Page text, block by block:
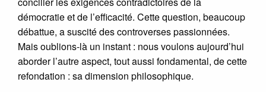
démocratie et de l’efficacité. Cette question, beaucoup
débattue, a suscité des controverses passionnées.
Mais oublions-là un instant : nous voulons aujourd’hui
aborder l’autre aspect, tout aussi fondamental, de cette
refondation : sa dimension philosophique.